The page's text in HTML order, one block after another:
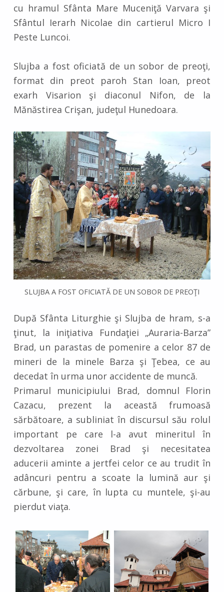
cu hramul Sfânta Mare Muceniţă Varvara şi
Sfântul Ierarh Nicolae din cartierul Micro I
Peste Luncoi.
Slujba a fost oficiată de un sobor de preoţi,
format din preot paroh Stan Ioan, preot
exarh Visarion şi diaconul Nifon, de la
Mănăstirea Crişan, judeţul Hunedoara.
SLUJBA A FOST OFICIATĂ DE UN SOBOR DE PREOŢI
După Sfânta Liturghie şi Slujba de hram, s-a
ţinut, la iniţiativa Fundaţiei „Auraria-Barza”
Brad, un parastas de pomenire a celor 87 de
mineri de la minele Barza şi Ţebea, ce au
decedat în urma unor accidente de muncă.
Primarul municipiului Brad, domnul Florin
Cazacu, prezent la această frumoasă
sărbătoare, a subliniat în discursul său rolul
important pe care l-a avut mineritul în
dezvoltarea zonei Brad şi necesitatea
aducerii aminte a jertfei celor ce au trudit în
adâncuri pentru a scoate la lumină aur şi
cărbune, şi care, în lupta cu muntele, şi-au
pierdut viaţa.